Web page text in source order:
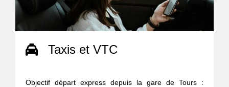
Taxis et VTC
Objectif départ express depuis la gare de Tours :